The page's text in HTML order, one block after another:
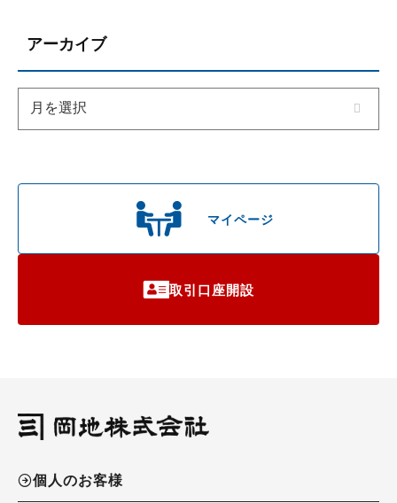
マイページ
取引口座開設
アーカイブ
個人のお客様